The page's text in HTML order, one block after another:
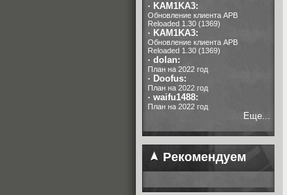
· KAM1KA3:
Обновление клиента APB
Reloaded 1.30 (1369)
· KAM1KA3:
Обновление клиента APB
Reloaded 1.30 (1369)
· dolan:
План на 2022 год
· Doofus:
План на 2022 год
· waifu1488:
План на 2022 год
Еще...
Рекомендуем